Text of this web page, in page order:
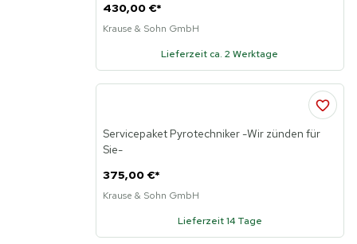
430,00 €*
Krause & Sohn GmbH
Lieferzeit ca. 2 Werktage
Servicepaket Pyrotechniker -Wir zünden für
Sie-
375,00 €*
Krause & Sohn GmbH
Lieferzeit 14 Tage